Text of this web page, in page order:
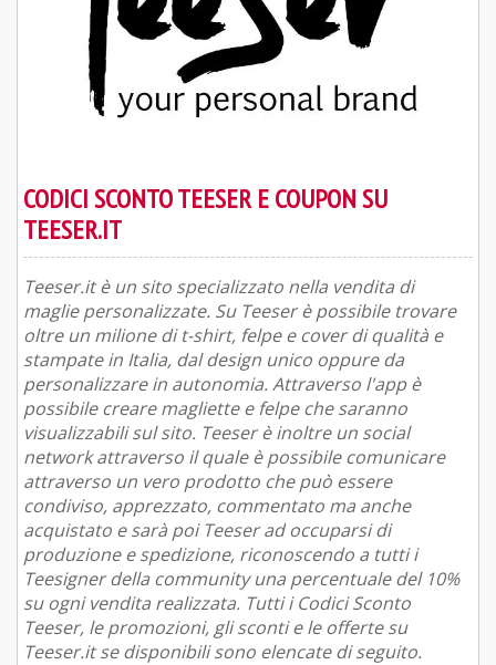
CODICI SCONTO TEESER E COUPON SU
TEESER.IT
Teeser.it è un sito specializzato nella vendita di
maglie personalizzate. Su Teeser è possibile trovare
oltre un milione di t-shirt, felpe e cover di qualità e
stampate in Italia, dal design unico oppure da
personalizzare in autonomia. Attraverso l'app è
possibile creare magliette e felpe che saranno
visualizzabili sul sito. Teeser è inoltre un social
network attraverso il quale è possibile comunicare
attraverso un vero prodotto che può essere
condiviso, apprezzato, commentato ma anche
acquistato e sarà poi Teeser ad occuparsi di
produzione e spedizione, riconoscendo a tutti i
Teesigner della community una percentuale del 10%
su ogni vendita realizzata. Tutti i Codici Sconto
Teeser, le promozioni, gli sconti e le offerte su
Teeser.it se disponibili sono elencate di seguito.